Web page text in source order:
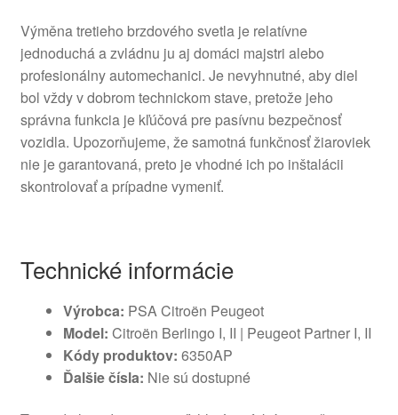
Výměna tretieho brzdového svetla je relatívne
jednoduchá a zvládnu ju aj domáci majstri alebo
profesionálny automechanici. Je nevyhnutné, aby diel
bol vždy v dobrom technickom stave, pretože jeho
správna funkcia je kľúčová pre pasívnu bezpečnosť
vozidla. Upozorňujeme, že samotná funkčnosť žiaroviek
nie je garantovaná, preto je vhodné ich po inštalácii
skontrolovať a prípadne vymeniť.
Technické informácie
Výrobca: PSA Citroën Peugeot
Model: Citroën Berlingo I, II | Peugeot Partner I, II
Kódy produktov: 6350AP
Ďalšie čísla: Nie sú dostupné